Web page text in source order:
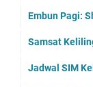
Embun Pagi:
Samsat
Jadwal SIM